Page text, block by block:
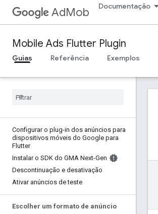
AdMob Documentação
Mobile Ads Flutter Plugin
Guias Referência Exemplos
Configurar o plug-in dos anúncios para
dispositivos móveis do Google para
Flutter
Instalar o SDK do GMA Next-Gen
Descontinuação e desativação
Ativar anúncios de teste
Escolher um formato de anúncio